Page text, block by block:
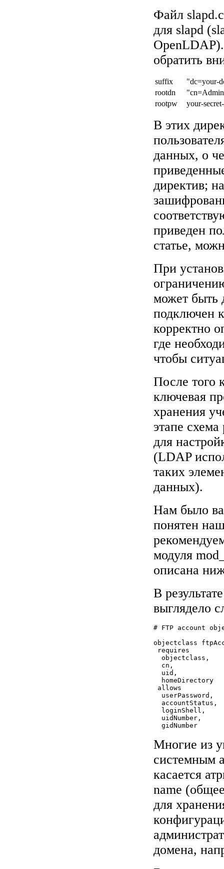
Файл
для slapd
обратить
suffix
"dc=your-
rootdn
rootpw
your-
В этих
данных, о
директив;
приведен
статье,
При
может быть
подключен
корректно
где
чтобы
После того
ключевая
хранения
этапе
для
(LDAP
таких
данных).
Нам было
понятен
модуля
описана
В
выглядело
# FTP account
objectclass
requires
  objectclass,
  cn,
  uid,
  homeDirectory
allows
  userPassword,
  accountStatus,
  loginShell,
  uidNumber,
  gidNumber
Многие из
системным
касается
name
для
домена,